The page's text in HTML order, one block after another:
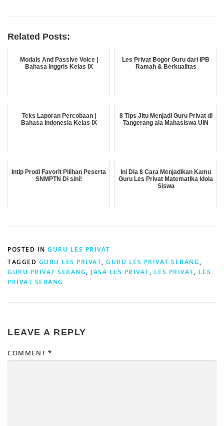
Related Posts:
Modals And Passive Voice |
Bahasa Inggris Kelas IX
Les Privat Bogor Guru dari IPB
Ramah & Berkualitas
Teks Laporan Percobaan |
Bahasa Indonesia Kelas IX
8 Tips Jitu Menjadi Guru Privat di
Tangerang ala Mahasiswa UIN
Intip Prodi Favorit Pilihan Peserta
SNMPTN Di sini!
Ini Dia 8 Cara Menjadikan Kamu
Guru Les Privat Matematika Idola
Siswa
POSTED IN GURU LES PRIVAT
TAGGED GURU LES PRIVAT, GURU LES PRIVAT SERANG,
GURU PRIVAT SERANG, JASA LES PRIVAT, LES PRIVAT, LES
PRIVAT SERANG
LEAVE A REPLY
COMMENT *